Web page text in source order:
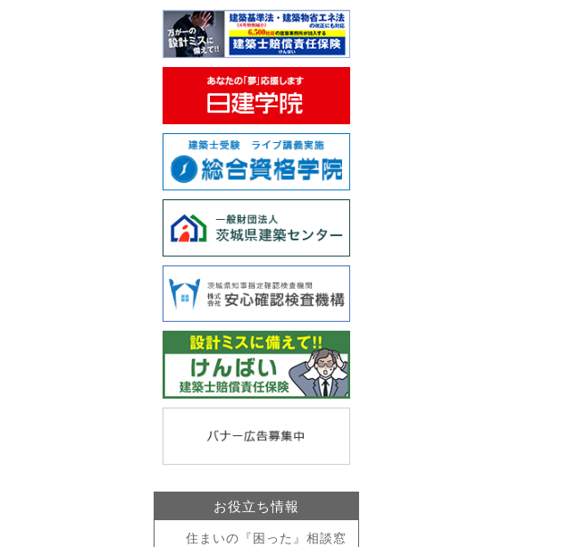
お役立ち情報
住まいの『困った』相談窓